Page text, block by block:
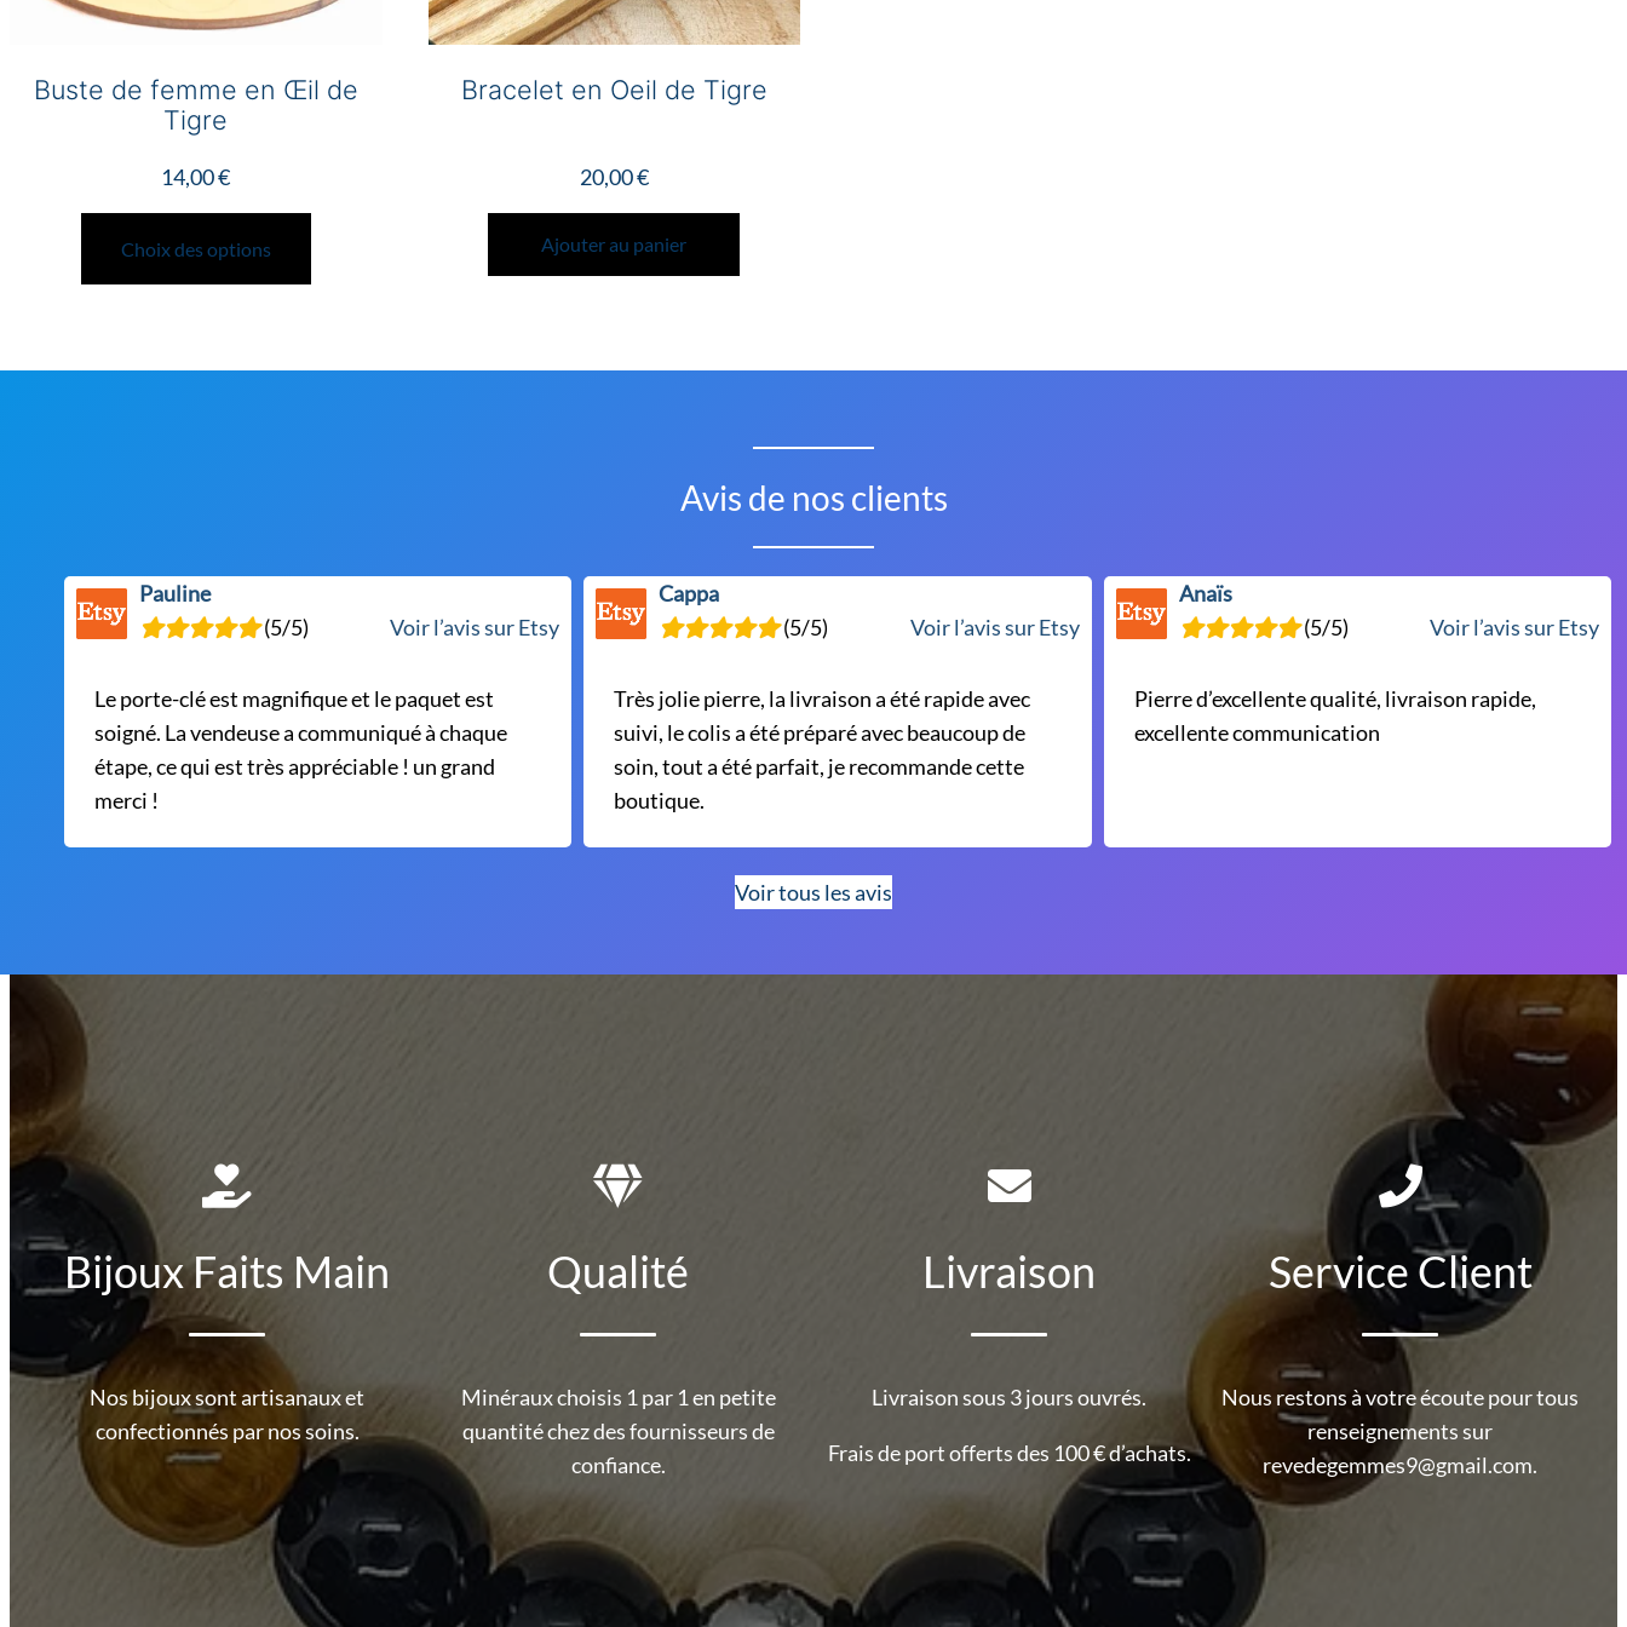
Buste de femme en Œil de
Tigre
14,00€
Choix des options
Ce
Les
la
Bracelet en Oeil de Tigre
20,00€
Ajouter au panier
Avis de nos clients
Pauline
(5/5)
Voir l’avis sur Etsy
Le porte-clé est magnifique et le paquet est
soigné. La vendeuse a communiqué à chaque
étape, ce qui est très appréciable ! un grand
merci !
Cappa
(5/5)
Voir l’avis sur Etsy
Très jolie pierre, la livraison a été rapide avec
suivi, le colis a été préparé avec beaucoup de
soin, tout a été parfait, je recommande cette
boutique.
Anaïs
(5/5)
Voir l’avis sur Etsy
Pierre d’excellente qualité, livraison rapide,
excellente communication
Voir tous les avis
Bijoux Faits Main
Nos bijoux sont artisanaux et
confectionnés par nos soins.
Qualité
Minéraux choisis 1 par 1 en petite
quantité chez des fournisseurs de
confiance.
Livraison
Livraison sous 3 jours ouvrés.
Frais de port offerts des 100 € d’achats.
Service Client
Nous restons à votre écoute pour tous
renseignements sur
revedegemmes9@gmail.com.